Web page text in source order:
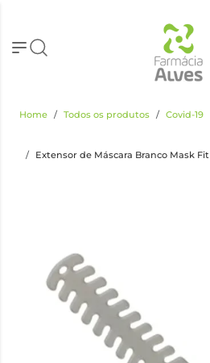
Home Todos os produtos Covid-19
Extensor de Máscara Branco Mask Fit